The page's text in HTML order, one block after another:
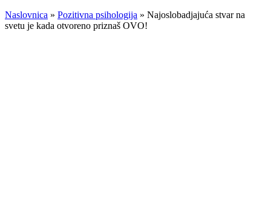
Naslovnica » Pozitivna psihologija » Najoslobadjajuća stvar na
svetu je kada otvoreno priznaš OVO!